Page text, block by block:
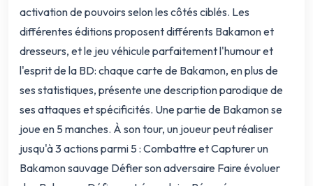
activation de pouvoirs selon les côtés ciblés. Les
différentes éditions proposent différents Bakamon et
dresseurs, et le jeu véhicule parfaitement l'humour et
l'esprit de la BD: chaque carte de Bakamon, en plus de
ses statistiques, présente une description parodique de
ses attaques et spécificités. Une partie de Bakamon se
joue en 5 manches. À son tour, un joueur peut réaliser
jusqu'à 3 actions parmi 5 : Combattre et Capturer un
Bakamon sauvage Défier son adversaire Faire évoluer